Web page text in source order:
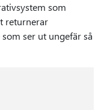
som
returnerar
ser ut ungefär så